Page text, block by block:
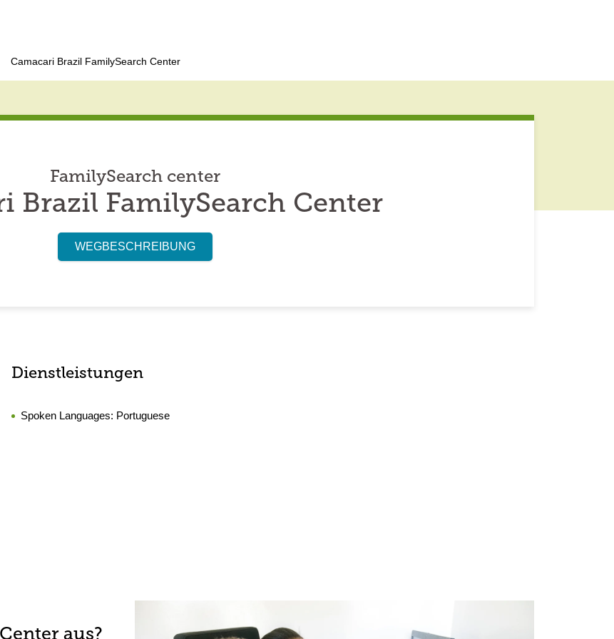
Camacari Brazil FamilySearch Center
FamilySearch center
Brazil FamilySearch Center
WEGBESCHREIBUNG
Dienstleistungen
Spoken Languages: Portuguese
aus?